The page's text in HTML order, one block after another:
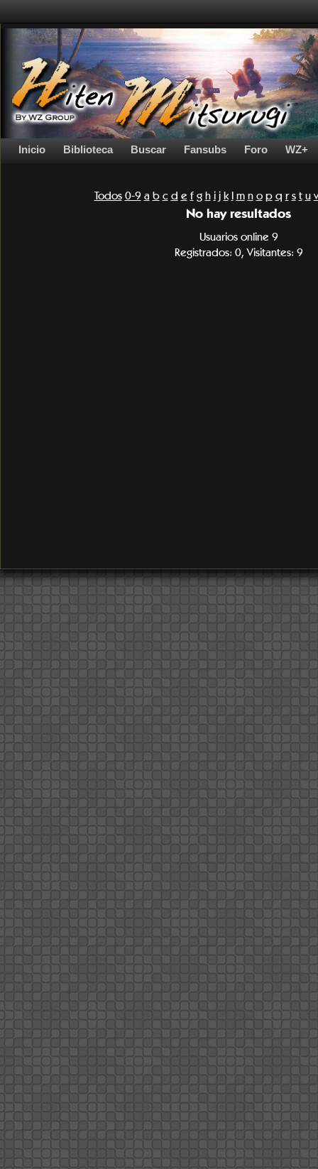
Inicio Biblioteca Buscar Fansubs Foro WZ+
Todos 0-9 a b c d e f g h i j k l m n o p q r s t u v
No hay resultados
Usuarios online 9
Registrados: 0, Visitantes: 9